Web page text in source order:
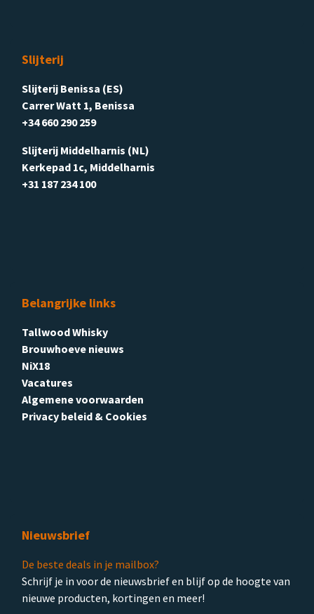
Slijterij
Slijterij Benissa (ES)
Carrer Watt 1, Benissa
+34 660 290 259
Slijterij Middelharnis (NL)
Kerkepad 1c, Middelharnis
+31 187 234 100
Belangrijke links
Tallwood Whisky
Brouwhoeve nieuws
NiX18
Vacatures
Algemene voorwaarden
Privacy beleid & Cookies
Nieuwsbrief
De beste deals in je mailbox?
Schrijf je in voor de nieuwsbrief en blijf op de hoogte van
nieuwe producten, kortingen en meer!